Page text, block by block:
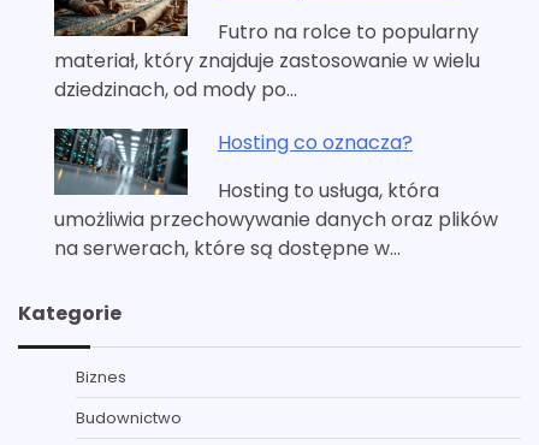
Futro na rolce to popularny
materiał, który znajduje zastosowanie w wielu
dziedzinach, od mody po…
Hosting co oznacza?
Hosting to usługa, która
umożliwia przechowywanie danych oraz plików
na serwerach, które są dostępne w…
Kategorie
Biznes
Budownictwo